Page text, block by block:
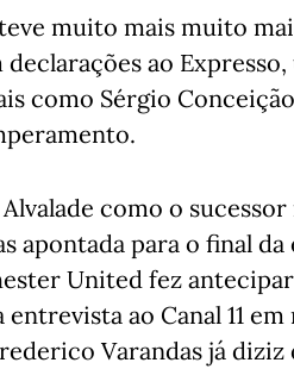
muito mais muito
ao
como Sérgio
como o
apontada para o final da
United fez
ao Canal 11
Varandas já diziz